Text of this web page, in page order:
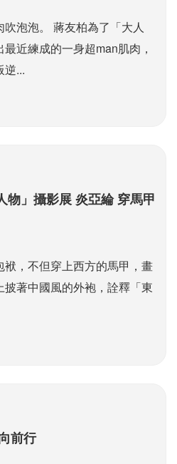
泡泡。 蔣友柏為了「大人
近練成的一身超man肌肉，
逆...
物」攝影展 炎亞綸 穿馬甲
，不但穿上西方的馬甲，畫
著中國風的外袍，詮釋「東
前行